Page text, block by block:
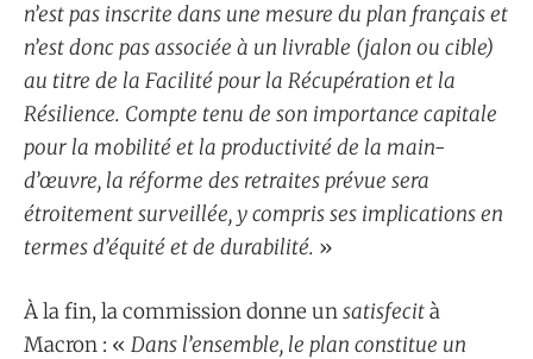
n’est pas inscrite dans une mesure du plan français et
n’est donc pas associée à un livrable (jalon ou cible)
au titre de la Facilité pour la Récupération et la
Résilience. Compte tenu de son importance capitale
pour la mobilité et la productivité de la main-
d’œuvre, la réforme des retraites prévue sera
étroitement surveillée, y compris ses implications en
termes d’équité et de durabilité. »
À la fin, la commission donne unsatisfecità
Macron : « Dans l’ensemble, le plan constitue un